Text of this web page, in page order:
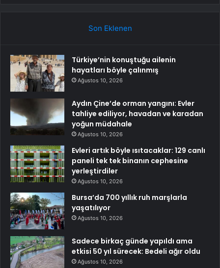
Son Eklenen
Türkiye’nin konuştuğu ailenin
hayatları böyle çalınmış
Ağustos 10, 2026
Aydın Çine’de orman yangını: Evler
tahliye ediliyor, havadan ve karadan
yoğun müdahale
Ağustos 10, 2026
Evleri artık böyle ısıtacaklar: 129 canlı
paneli tek tek binanın cephesine
yerleştirdiler
Ağustos 10, 2026
Bursa’da 700 yıllık ruh marşlarla
yaşatılıyor
Ağustos 10, 2026
Sadece birkaç günde yapıldı ama
etkisi 50 yıl sürecek: Bedeli ağır oldu
Ağustos 10, 2026